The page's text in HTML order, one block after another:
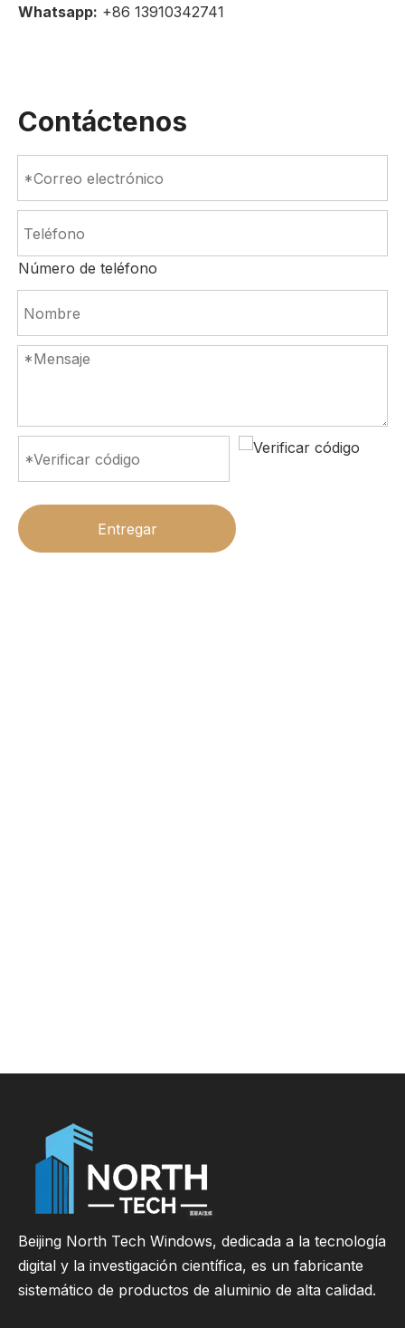
Whatsapp: +86 13910342741
Contáctenos
Número de teléfono
Entregar
Beijing North Tech Windows, dedicada a la tecnología
digital y la investigación científica, es un fabricante
sistemático de productos de aluminio de alta calidad.